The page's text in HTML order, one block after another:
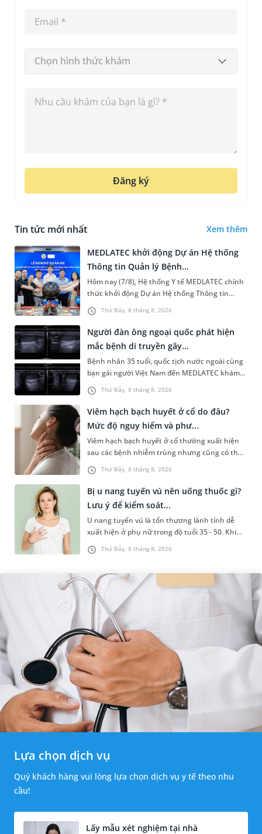
Chọn hình thức khám
Đăng ký
Tin tức mới nhất Xem thêm
Thứ Bảy, 8 tháng 8, 2026
MEDLATEC khởi động Dự án Hệ thống
Thông tin Quản lý Bệnh...
Hôm nay (7/8), Hệ thống Y tế MEDLATEC chính
thức khởi động Dự án Hệ thống Thông tin
Quản lý Bệnh viện (HIS - Hospital Information
System) giai đoạn mới. Dự á...
Thứ Bảy, 8 tháng 8, 2026
Người đàn ông ngoại quốc phát hiện
mắc bệnh di truyền gây...
Bệnh nhân 35 tuổi, quốc tịch nước ngoài cùng
bạn gái người Việt Nam đến MEDLATEC khám
sức khỏe tiền hôn nhân. Qua thăm khám và
làm các xét nghiệm chuyên sâu,...
Thứ Bảy, 8 tháng 8, 2026
Viêm hạch bạch huyết ở cổ do đâu?
Mức độ nguy hiểm và phư...
Viêm hạch bạch huyết ở cổ thường xuất hiện
sau các bệnh nhiễm trùng nhưng cũng có thể
liên quan đến lao hạch hoặc ung thư. Để tìm
hiểu nguyên nhân gây viêm,...
Thứ Bảy, 8 tháng 8, 2026
Bị u nang tuyến vú nên uống thuốc gì?
Lưu ý để kiểm soát...
U nang tuyến vú là tổn thương lành tính dễ
xuất hiện ở phụ nữ trong độ tuổi 35 - 50. Khi
được chẩn đoán mắc bệnh, nhiều người
thường băn khoăn u nang tuyến v...
Lựa chọn dịch vụ
Quý khách hàng vui lòng lựa chọn dịch vụ y tế theo nhu
cầu!
Lấy mẫu xét nghiệm tại nhà